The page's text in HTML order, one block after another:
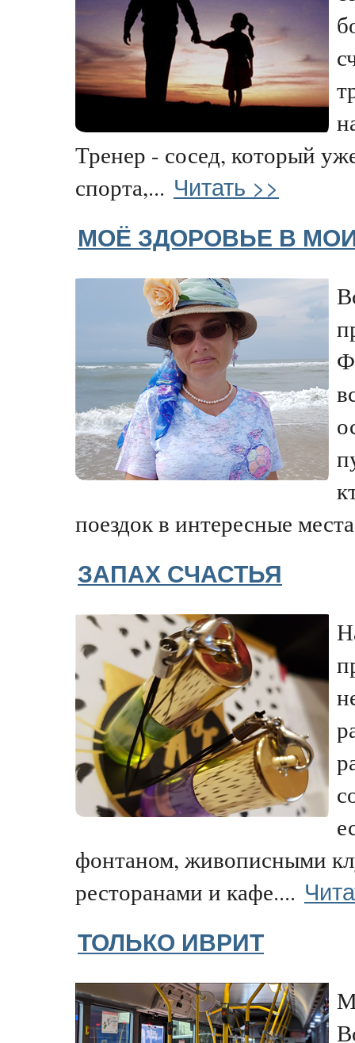
Тренер - сосед, который
спорта,... Читать >>
МОЁ ЗДОРОВЬЕ В
поездок в интересные
ЗАПАХ СЧАСТЬЯ
фонтаном, живописными
ресторанами и кафе....
ТОЛЬКО ИВРИТ